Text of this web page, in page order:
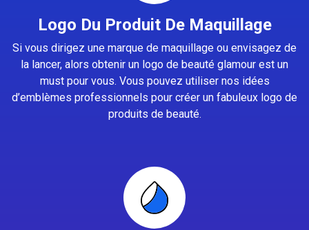
Logo Du Produit De Maquillage
Si vous dirigez une marque de maquillage ou envisagez de
la lancer, alors obtenir un logo de beauté glamour est un
must pour vous. Vous pouvez utiliser nos idées
d’emblèmes professionnels pour créer un fabuleux logo de
produits de beauté.